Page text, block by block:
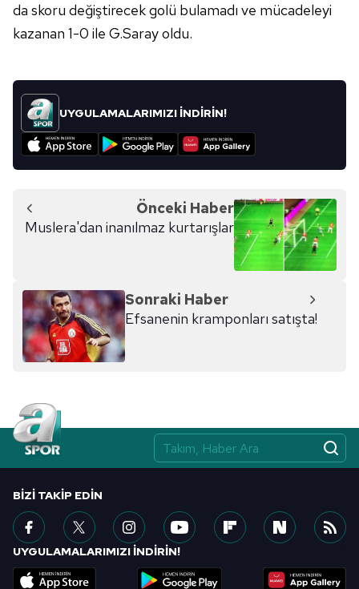
da skoru değiştirecek golü bulamadı ve mücadeleyi
kazanan 1-0 ile G.Saray oldu.
UYGULAMALARIMIZI İNDİRİN!
Önceki Haber
Muslera'dan inanılmaz kurtarışlar
Sonraki Haber
Efsanenin kramponları satışta!
BIZI TAKIP EDIN
UYGULAMALARIMIZI İNDİRİN!